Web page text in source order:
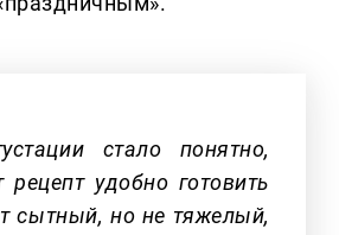
стало понятно,
рецепт удобно готовить
сытный, но не тяжелый,